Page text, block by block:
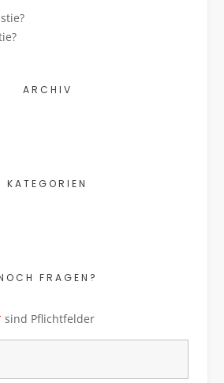
ARCHIV
KATEGORIEN
FRAGEN?
sind Pflichtfelder